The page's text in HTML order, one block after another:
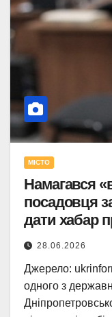
МІСТО
Намагався
посадовця
дати хабар
28.06.2026
Джерело:
одного з